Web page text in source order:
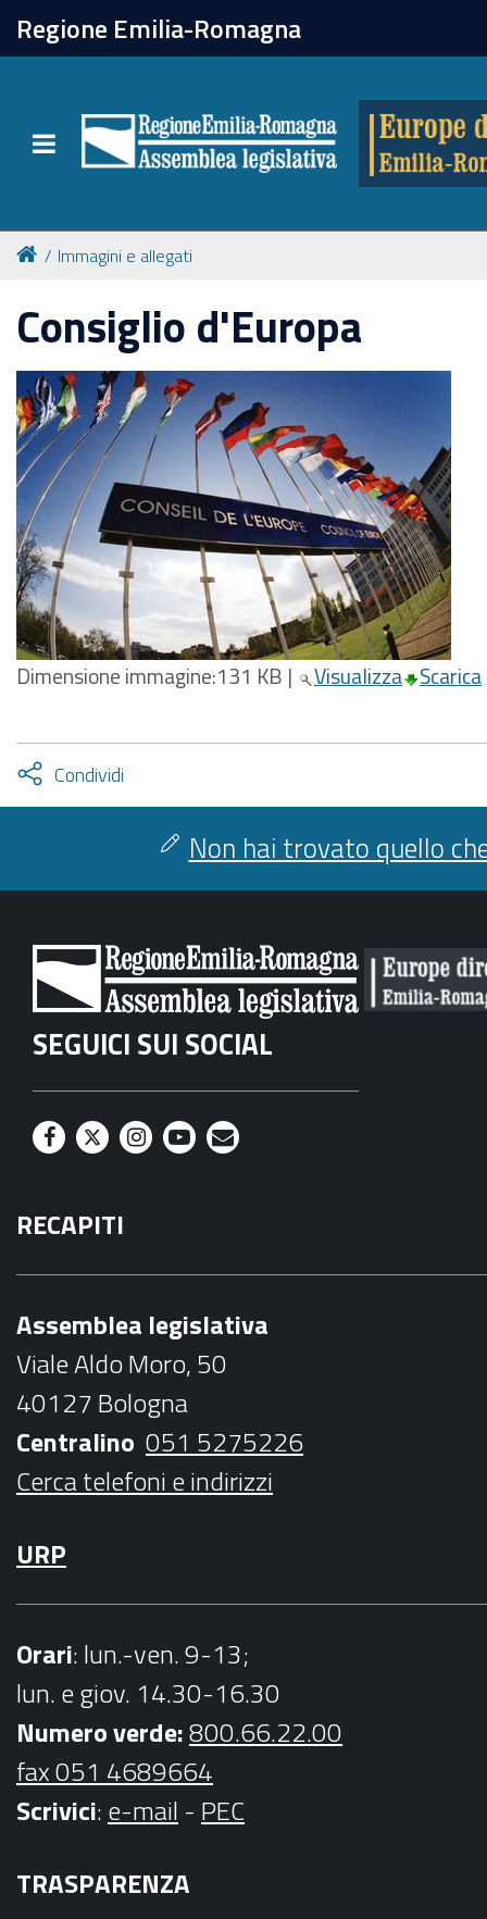
Regione Emilia-Romagna
Toggle navigation
chiudi
Attività
Formazione
Eventi
Tutte le notizie
Newsletter
Immagini e allegati
Consiglio d'Europa
Dimensione immagine:131 KB | Visualizza Scarica
Condividi
facebook
twitter
Attiva
condividi
Non hai trovato quello
SEGUICI SUI SOCIAL
F
c
e
k
T
i
t
I
t
a
m
Y
t
b
e
M
l
RECAPITI
Assemblea legislativa
Viale Aldo Moro, 50
40127 Bologna
Centralino 051 5275226
Cerca telefoni e indirizzi
URP
Orari: lun.-ven. 9-13;
lun. e giov. 14.30-16.30
Numero verde:800.66.22.00
fax 051 4689664
Scrivici:e-mail - PEC
TRASPARENZA